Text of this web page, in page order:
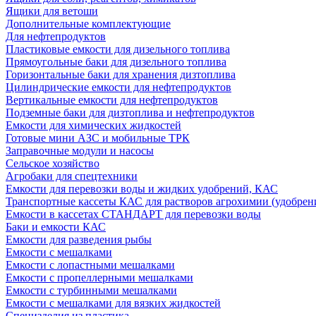
Ящики для ветоши
Дополнительные комплектующие
Для нефтепродуктов
Пластиковые емкости для дизельного топлива
Прямоугольные баки для дизельного топлива
Горизонтальные баки для хранения дизтоплива
Цилиндрические емкости для нефтепродуктов
Вертикальные емкости для нефтепродуктов
Подземные баки для дизтоплива и нефтепродуктов
Емкости для химических жидкостей
Готовые мини АЗС и мобильные ТРК
Заправочные модули и насосы
Сельское хозяйство
Агробаки для спецтехники
Емкости для перевозки воды и жидких удобрений, КАС
Транспортные кассеты КАС для растворов агрохимии
Емкости в кассетах СТАНДАРТ для перевозки воды
Баки и емкости КАС
Емкости для разведения рыбы
Емкости с мешалками
Емкости с лопастными мешалками
Емкости с пропеллерными мешалками
Емкости с турбинными мешалками
Емкости с мешалками для вязких жидкостей